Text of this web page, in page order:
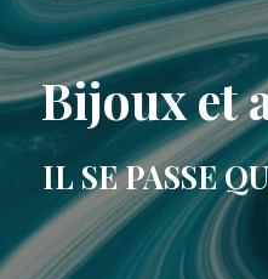
Bijoux et
IL SE PASSE